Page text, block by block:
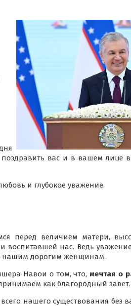
поздравить вас и в вашем лице
и глубокое уважение.
перед величием матери,
нас. Ведь уважение
нашим дорогим женщинам.
Навои о том, что,мечтая о
как благородный завет.
нашего существования без